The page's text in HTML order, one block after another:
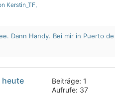
Kerstin_TF,
Dann Handy. Bei mir in Puerto de
heute
Beiträge: 1
Aufrufe: 37